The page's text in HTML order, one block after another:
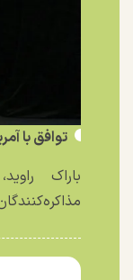
توافق با
باراک